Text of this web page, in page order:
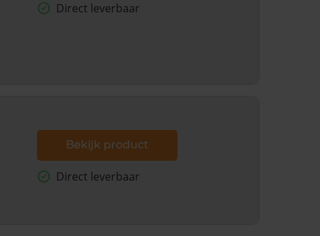
Direct leverbaar
Bekijk product
Direct leverbaar